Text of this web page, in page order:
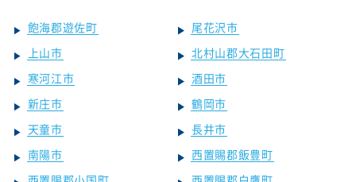
飽海郡遊佐町
尾花沢市
上山市
北村山郡大石田町
寒河江市
酒田市
新庄市
鶴岡市
天童市
長井市
南陽市
西置賜郡飯豊町